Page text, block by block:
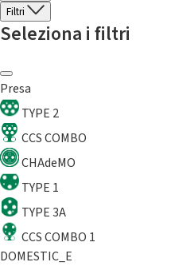
Filtri
Seleziona i filtri
Presa
TYPE 2
CCS COMBO
CHAdeMO
TYPE 1
TYPE 3A
CCS COMBO 1
DOMESTIC_E